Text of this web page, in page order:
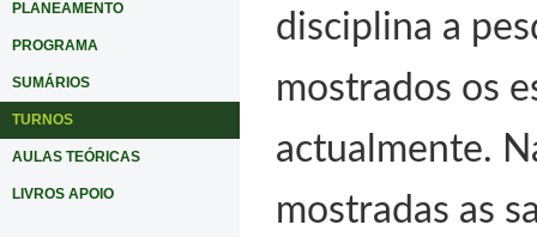
PLANEAMENTO
PROGRAMA
SUMÁRIOS
TURNOS
AULAS TEÓRICAS
LIVROS APOIO
disciplina a
mostrados os
actualmente.
mostradas as